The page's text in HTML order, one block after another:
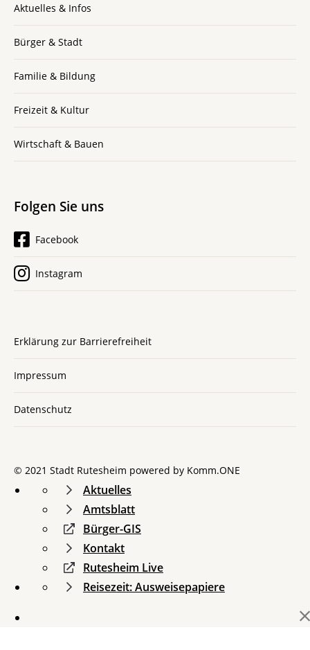
Aktuelles & Infos
Bürger & Stadt
Familie & Bildung
Freizeit & Kultur
Wirtschaft & Bauen
Folgen Sie uns
Facebook
Instagram
Erklärung zur Barrierefreiheit
Impressum
Datenschutz
© 2021 Stadt Rutesheim powered by Komm.ONE
Aktuelles
Amtsblatt
Bürger-GIS
Kontakt
Rutesheim Live
Reisezeit: Ausweisepapiere